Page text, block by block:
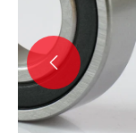
